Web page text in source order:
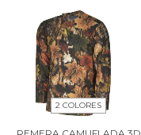
2 COLORES